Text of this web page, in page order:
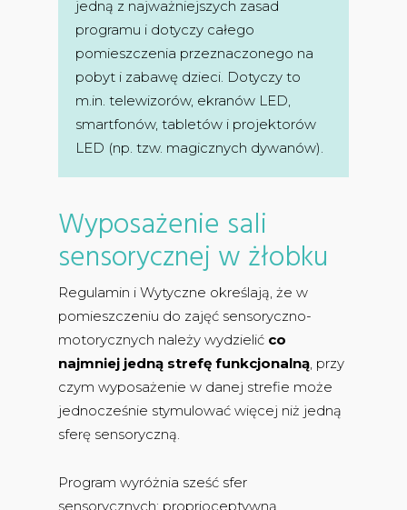
jedną z najważniejszych zasad
programu i dotyczy całego
pomieszczenia przeznaczonego na
pobyt i zabawę dzieci. Dotyczy to
m.in. telewizorów, ekranów LED,
smartfonów, tabletów i projektorów
LED (np. tzw. magicznych dywanów).
Wyposażenie sali
sensorycznej w żłobku
Regulamin i Wytyczne określają, że w
pomieszczeniu do zajęć sensoryczno-
motorycznych należy wydzielić co
najmniej jedną strefę funkcjonalną, przy
czym wyposażenie w danej strefie może
jednocześnie stymulować więcej niż jedną
sferę sensoryczną.
Program wyróżnia sześć sfer
sensorycznych: proprioceptywną,